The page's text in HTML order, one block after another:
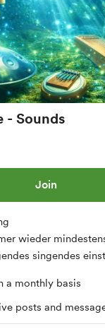
- Sounds
Join
wieder
singendes
a monthly basis
posts and